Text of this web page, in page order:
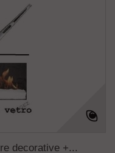
decorative +...